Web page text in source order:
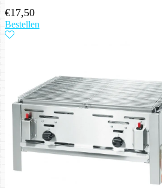
€17,50
Bestellen